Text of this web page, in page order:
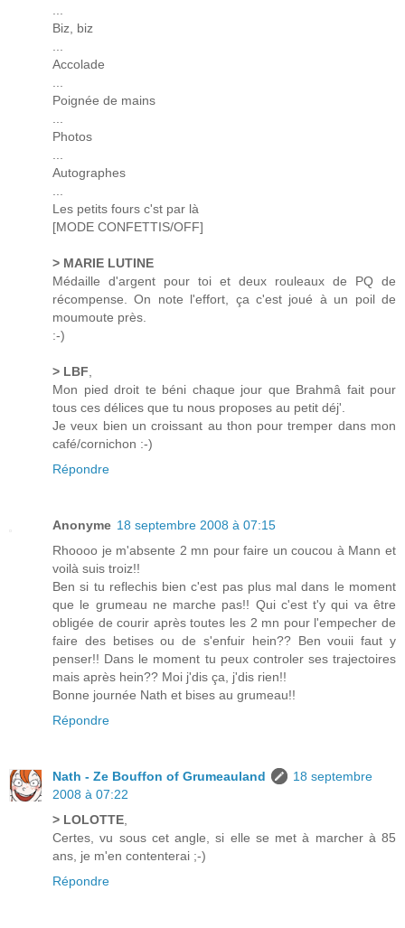
Biz, biz
Accolade
Poignée de mains
Photos
Autographes
Les petits fours c'st par là
[MODE CONFETTIS/OFF]
> MARIE LUTINE
Médaille d'argent pour toi et deux rouleaux de PQ de
récompense. On note l'effort, ça c'est joué à un poil de
moumoute près.
:-)
> LBF
Mon pied droit te béni chaque jour que Brahmâ fait pour
tous ces délices que tu nous proposes au petit déj'.
Je veux bien un croissant au thon pour tremper dans mon
café/cornichon :-)
Répondre
Anonyme 18 septembre 2008 à 07:15
Rhoooo je m'absente 2 mn pour faire un coucou à Mann et
voilà suis troiz!!
Ben si tu reflechis bien c'est pas plus mal dans le moment
que le grumeau ne marche pas!! Qui c'est t'y qui va être
obligée de courir après toutes les 2 mn pour l'empecher de
faire des betises ou de s'enfuir hein?? Ben vouii faut y
penser!! Dans le moment tu peux controler ses trajectoires
mais après hein?? Moi j'dis ça, j'dis rien!!
Bonne journée Nath et bises au grumeau!!
Répondre
Nath - Ze Bouffon of Grumeauland
18 septembre
2008 à 07:22
> LOLOTTE
Certes, vu sous cet angle, si elle se met à marcher à 85
ans, je m'en contenterai ;-)
Répondre